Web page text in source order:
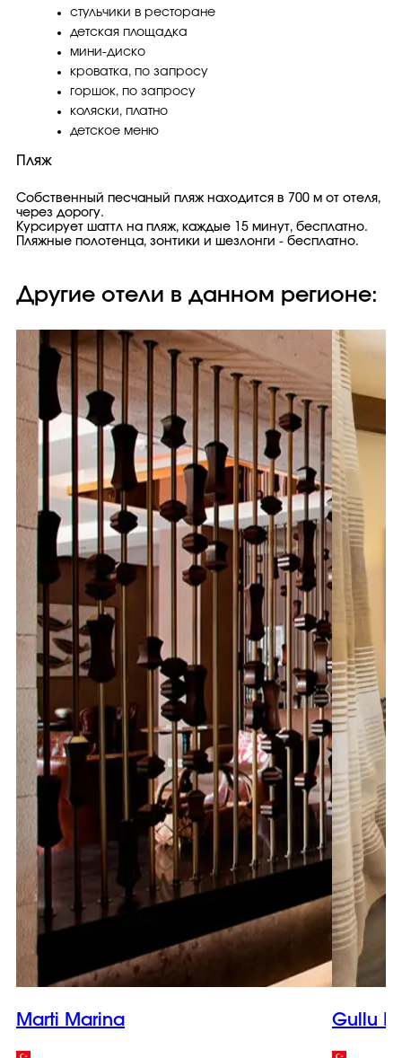
стульчики в ресторане
детская площадка
мини-диско
кроватка, по запросу
горшок, по запросу
коляски, платно
детское меню
Пляж
Собственный песчаный пляж находится в 700 м от отеля,
через дорогу.
Курсирует шаттл на пляж, каждые 15 минут, бесплатно.
Пляжные полотенца, зонтики и шезлонги - бесплатно.
Другие отели в данном регионе:
Marti Marina Gullu